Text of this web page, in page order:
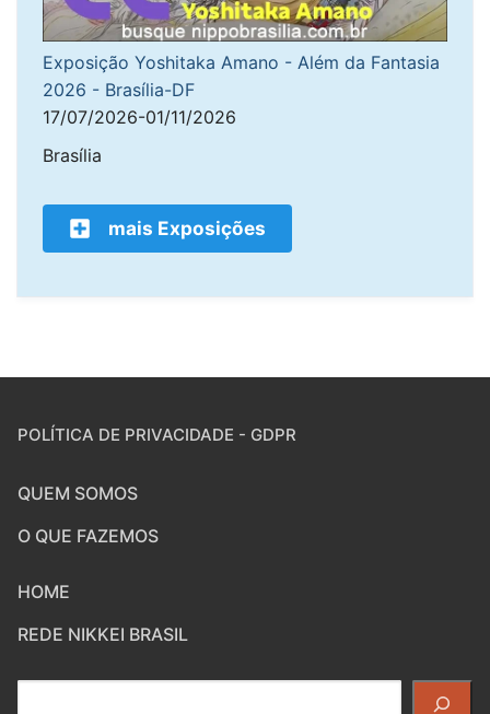
Exposição Yoshitaka Amano - Além da Fantasia
2026 - Brasília-DF
17/07/2026-01/11/2026
Brasília
mais Exposições
POLÍTICA DE PRIVACIDADE - GDPR
QUEM SOMOS
O QUE FAZEMOS
HOME
REDE NIKKEI BRASIL